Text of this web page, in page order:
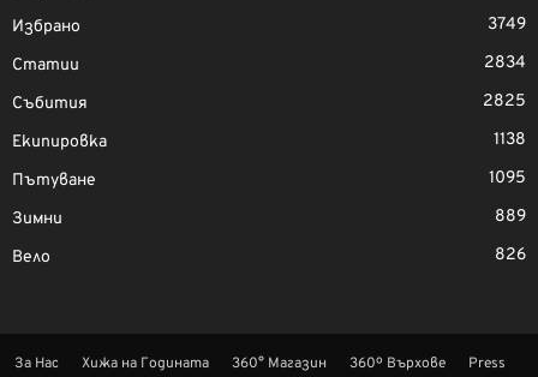
Избрано
3749
Статии
2834
Събития
2825
Екипировка
1138
Пътуване
1095
Зимни
889
Вело
826
За Нас Хижа на Годината 360° Магазин 360º Върхове Press